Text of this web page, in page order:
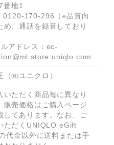
番地1
0120-170-296（※品質向
め、通話を録音しており
アドレス：ec-
（㈱ユニクロ）
いただく商品毎に異なり
販売価格はご購入ページ
してあります。なお、ご
ただくUNIQLO eGift
代金以外に送料または手